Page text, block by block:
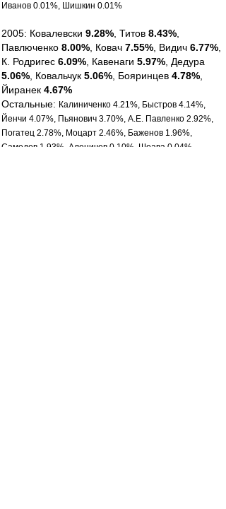
Иванов 0.01%, Шишкин 0.01%
2005: Ковалевски 9.28% , Титов 8.43%
Павлюченко 8.00% , Ковач 7.55% , Видич 6.77%
К. Родригес 6.09% , Кавенаги 5.97% , Дедура
5.06% , Ковальчук 5.06% , Бояринцев 4.78%
Йиранек 4.67%
Остальные: Калиниченко 4.21%, Быстров 4.14%,
Йенчи 4.07%, Пьянович 3.70%, А.Е. Павленко 2.92%,
Погатец 2.78%, Моцарт 2.46%, Баженов 1.96%,
Самедов 1.93%, Аленичев 0.10%, Шоава 0.04%,